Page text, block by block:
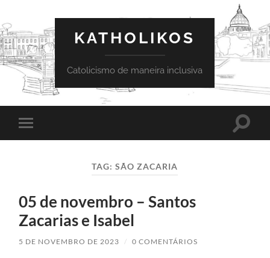
KATHOLIKOS
Catolicismo de maneira inclusiva
Toggle
mobile
Toggle
TAG:SÃO ZACARIA
05 de novembro – Santos
Zacarias e Isabel
5 DE NOVEMBRO DE 2023 / 0 COMENTÁRIOS